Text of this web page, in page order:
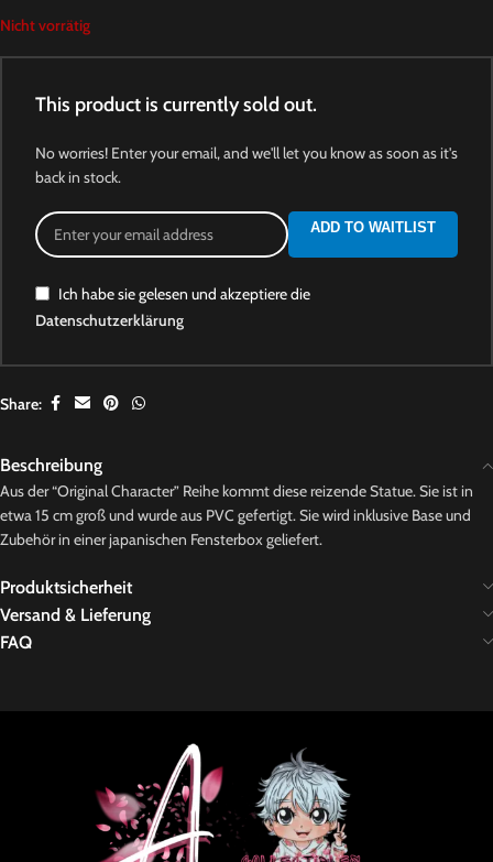
Nicht vorrätig
This product is currently sold out.
No worries! Enter your email, and we'll let you know as soon as it's
back in stock.
ADD TO WAITLIST
Ich habe sie gelesen und akzeptiere die
Datenschutzerklärung
Share:
Beschreibung
Aus der “Original Character” Reihe kommt diese reizende Statue. Sie ist in
etwa 15 cm groß und wurde aus PVC gefertigt. Sie wird inklusive Base und
Zubehör in einer japanischen Fensterbox geliefert.
Produktsicherheit
Versand & Lieferung
FAQ